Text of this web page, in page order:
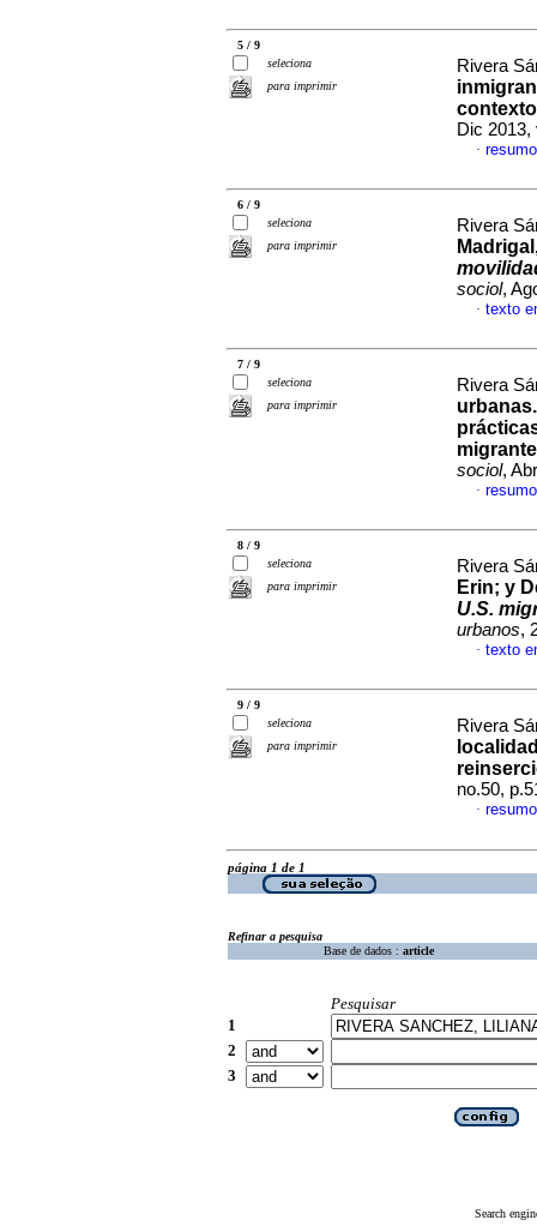
5 / 9
seleciona
para imprimir
Rivera
Dic 2013,
·
6 / 9
seleciona
para imprimir
Rivera
sociol,
· texto
7 / 9
seleciona
para imprimir
Rivera
sociol,
·
8 / 9
seleciona
para imprimir
Rivera
Erin; y
U.S.
urbanos,
· texto
9 / 9
seleciona
para imprimir
Rivera
no.50,
·
página 1 de 1
Refinar a pesquisa
Base de dados : article
Pesquisar
1
2
3
Search